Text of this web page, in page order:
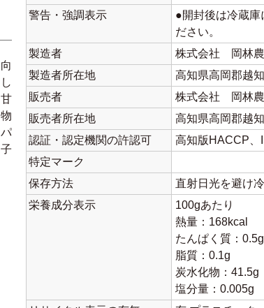
警告・強調表示
●開封後は冷蔵庫
ださい。
製造者
株式会社 岡林農
製造者所在地
高知県高岡郡越
販売者
株式会社 岡林農
販売者所在地
高知県高岡郡越
認証・認定機関の許認可
高知版HACCP、
特定マーク
保存方法
直射日光を避け
栄養成分表示
100gあたり
熱量：168kcal
たんぱく質：0.5g
脂質：0.1g
炭水化物：41.5g
塩分量：0.005g